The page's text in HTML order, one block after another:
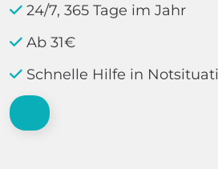
24/7, 365 Tage im Jahr
Ab 31€
Schnelle Hilfe in